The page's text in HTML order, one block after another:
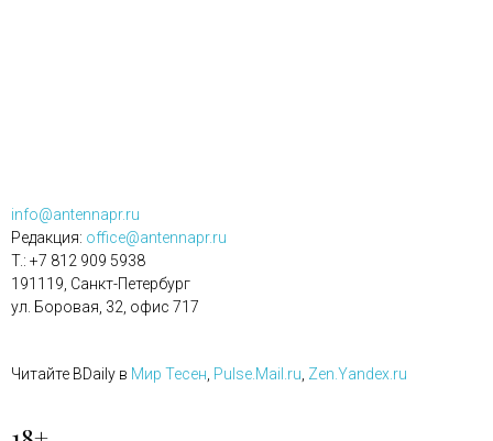
info@antennapr.ru
Редакция: office@antennapr.ru
T.: +7 812 909 5938
191119, Санкт-Петербург
ул. Боровая, 32, офис 717
Читайте BDaily в Мир Тесен, Pulse.Mail.ru, Zen.Yandex.ru